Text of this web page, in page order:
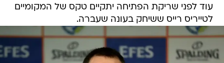
עוד לפני שריקת הפתיחה יתקיים טקס של המקומיים
לטייריס רייס ששיחק בעונה שעברה.